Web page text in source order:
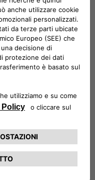
al massimo.
rapida – fino a 100
innovazione
second-life-battery
sono la soluzione
commerciali e
soluzione
le infrastrutture
in contesti
e delle opere civili
mensili a
a casa e su
di ricarica del